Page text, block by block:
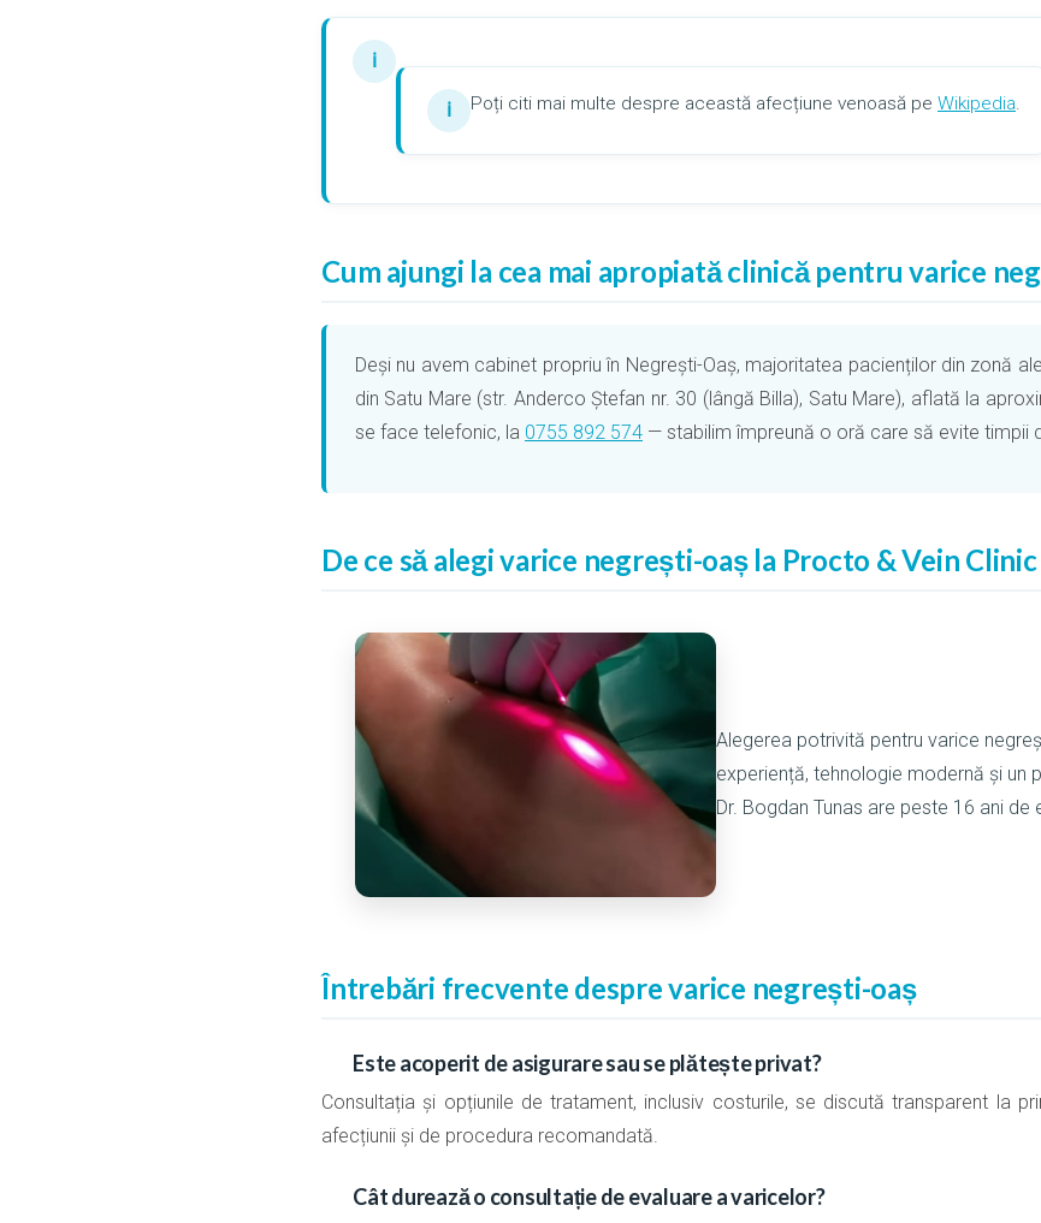
ℹ
ℹ Poți citi mai multe despre această afecțiune venoasă pe Wikipedia.
Cum ajungi la cea mai apropiată clinică pentru varice
Deși nu avem cabinet propriu în Negrești-Oaș, majoritatea pacienților din zonă
din Satu Mare (str. Anderco Ștefan nr. 30 (lângă Billa), Satu Mare), aflată la
se face telefonic, la 0755 892 574 — stabilim împreună o oră care să evite timpii
De ce să alegi varice negrești-oaș la Procto & Vein Clinic
Alegerea potrivită pentru varice
experiență, tehnologie modernă și un
Dr. Bogdan Tunas are peste 16 ani
Întrebări frecvente despre varice negrești-oaș
Este acoperit de asigurare sau se plătește privat?
Consultația și opțiunile de tratament, inclusiv costurile, se discută transparent la
afecțiunii și de procedura recomandată.
Cât durează o consultație de evaluare a varicelor?